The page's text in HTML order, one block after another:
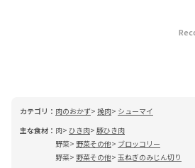
カテゴリ： 肉のおかず 挽肉
シューマイ
主な食材： 肉 ひき肉 豚ひき肉
野菜
野菜その他
ブロッコリー
野菜
野菜その他 玉ねぎのみじん切り